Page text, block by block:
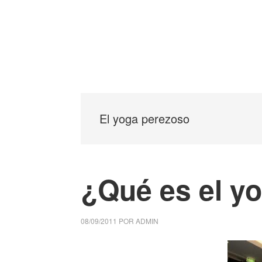
El yoga perezoso
¿Qué es el
08/09/2011 POR ADMIN